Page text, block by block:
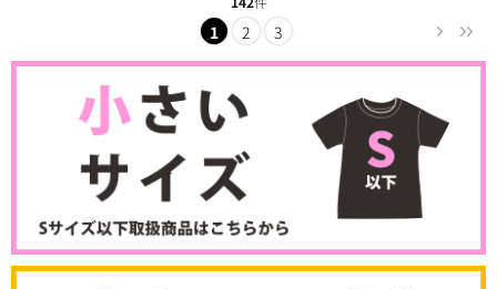
1 2 3